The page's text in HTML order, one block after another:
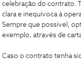
celebração do contrato.
clara e inequívoca à
Sempre que possível,
exemplo, através de
Caso o contrato tenha